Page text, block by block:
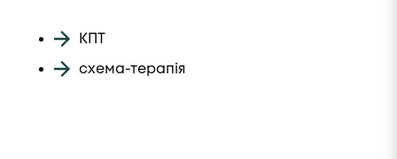
КПТ
схема-терапія